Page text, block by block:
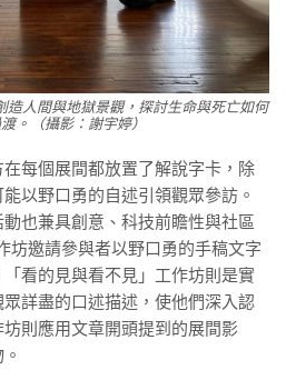
人間與地獄景觀，探討生命與死亡如何
。（攝影：謝宇婷）
每個展間都放置了解說字卡，除
以野口勇的自述引領觀眾參訪。
也兼具創意、科技前瞻性與社區
坊邀請參與者以野口勇的手稿文字
看的見與看不見」工作坊則是實
詳盡的口述描述，使他們深入認
則應用文章開頭提到的展間影